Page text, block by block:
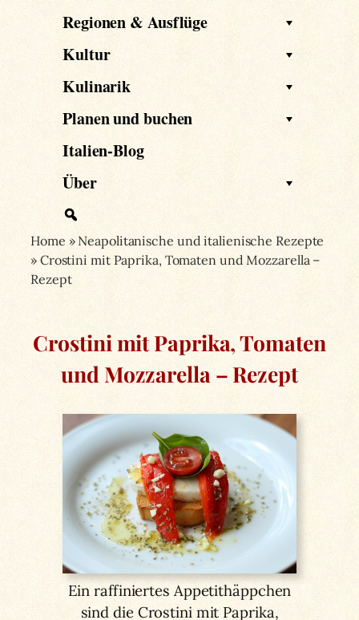
Regionen & Ausflüge
Kultur
Kulinarik
Planen und buchen
Italien-Blog
Über
Home » Neapolitanische und italienische Rezepte
» Crostini mit Paprika, Tomaten und Mozzarella –
Rezept
Crostini mit Paprika, Tomaten
und Mozzarella – Rezept
Ein raffiniertes Appetithäppchen
sind die Crostini mit Paprika,